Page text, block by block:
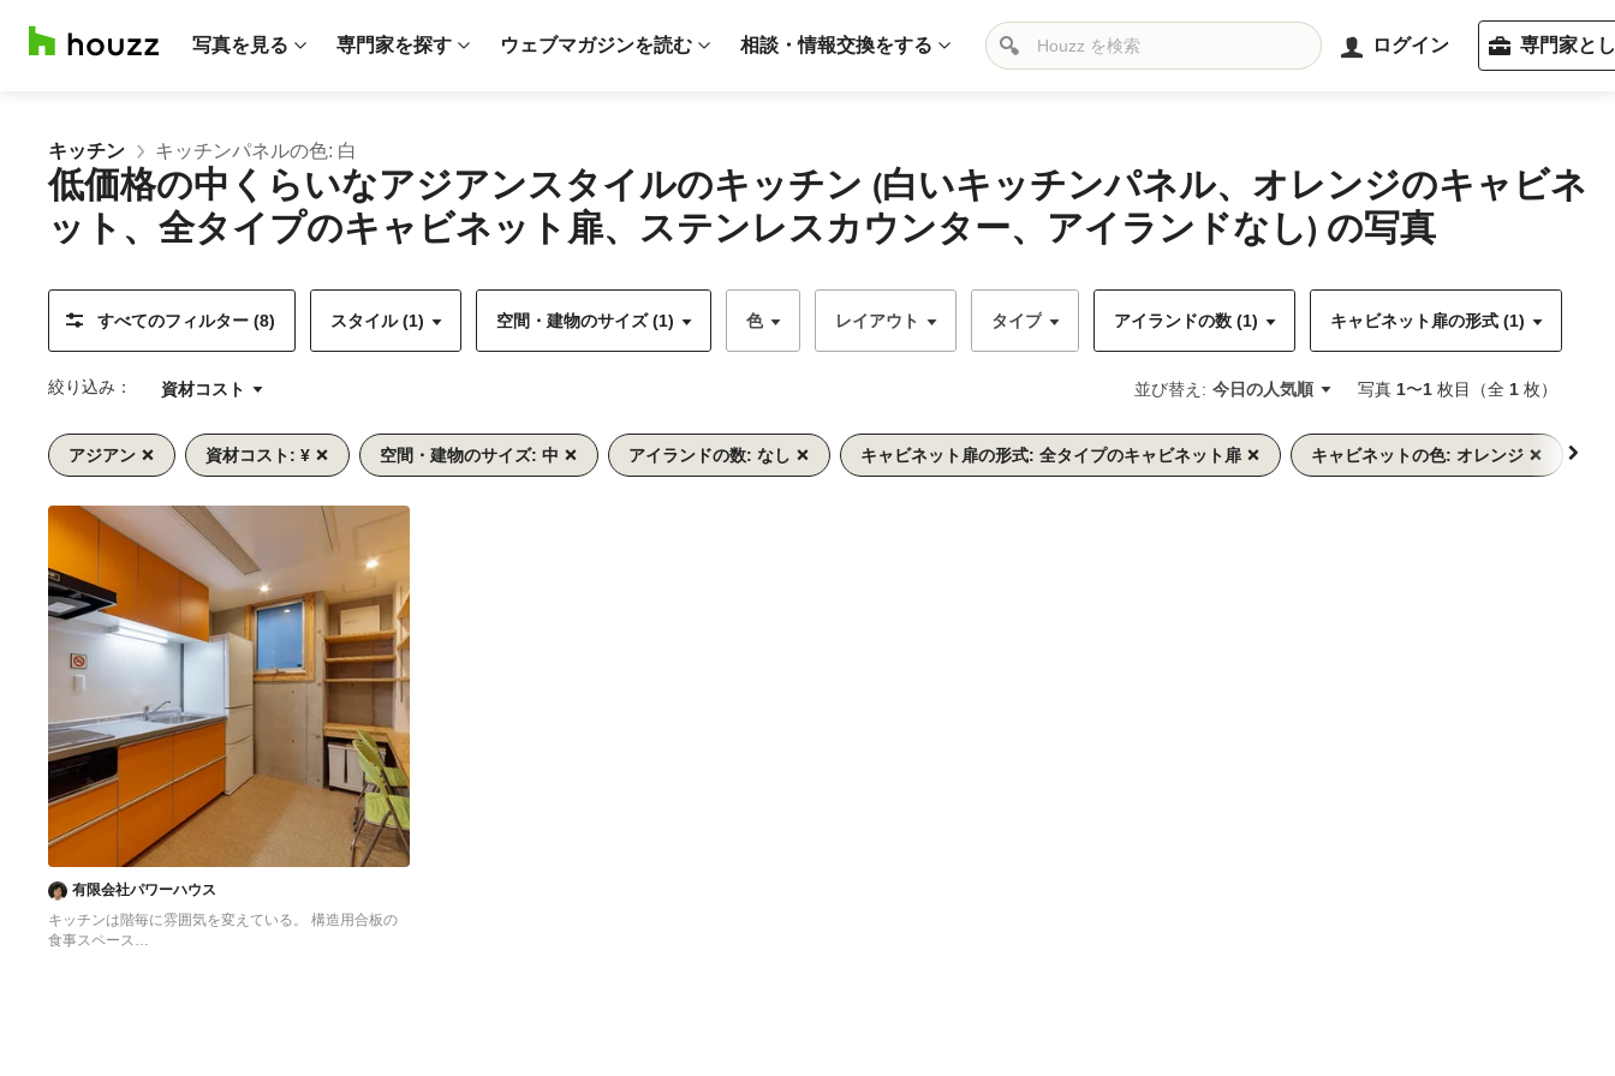
写真を見る 専門家を探す ウェブマガジンを読む 相談・情報交換をする ログイン 専門家と
キッチン キッチンパネルの色: 白
低価格の中くらいなアジアンスタイルのキッチン (白いキッチンパネル、オレンジのキャビネ
ット、全タイプのキャビネット扉、ステンレスカウンター、アイランドなし) の写真
すべてのフィルター (8) スタイル (1) 空間・建物のサイズ (1) 色 レイアウト タイプ アイランドの数 (1) キャビネット扉の形式 (1)
絞り込み： 資材コスト 並び替え: 今日の人気順 写真 1〜1 枚目（全 1 枚）
アジアン 資材コスト: ¥ 空間・建物のサイズ: 中 アイランドの数: なし キャビネット扉の形式: 全タイプのキャビネット扉 キャビネットの色: オレンジ
へ
へ
有限会社パワーハウス
キッチンは階毎に雰囲気を変えている。 構造用合板の
食事スペース